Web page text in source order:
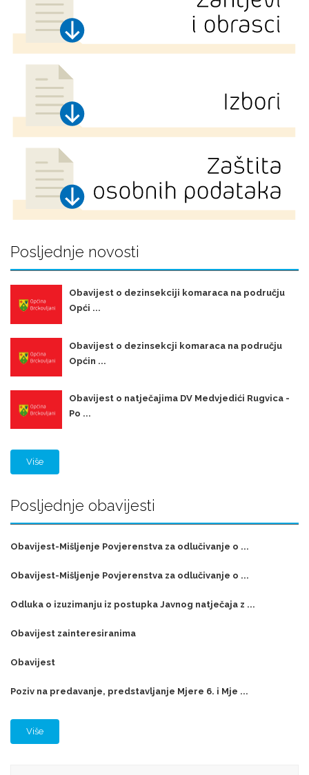
Posljednje novosti
Obavijest o dezinsekciji komaraca na području
Opći ...
Obavijest o dezinsekcji komaraca na području
Općin ...
Obavijest o natječajima DV Medvjedići Rugvica -
Po ...
Više
Posljednje obavijesti
Obavijest-Mišljenje Povjerenstva za odlučivanje o ...
Obavijest-Mišljenje Povjerenstva za odlučivanje o ...
Odluka o izuzimanju iz postupka Javnog natječaja z ...
Obavijest zainteresiranima
Obavijest
Poziv na predavanje, predstavljanje Mjere 6. i Mje ...
Više